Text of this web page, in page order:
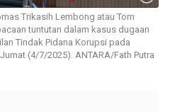
Trikasih Lembong atau Tom
tuntutan dalam kasus dugaan
Tindak Pidana Korupsi pada
(4/7/2025). ANTARA/Fath Putra